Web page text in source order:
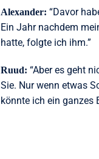
Alexander: “Davor
Ein Jahr nachdem
hatte, folgte ich ihm.”
Ruud: “Aber es geht
Sie. Nur wenn etwas
könnte ich ein ganzes